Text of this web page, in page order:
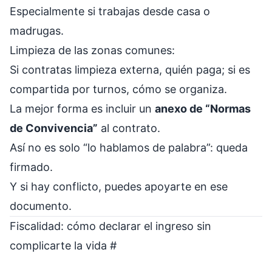
Especialmente si trabajas desde casa o
madrugas.
Limpieza de las zonas comunes:
Si contratas limpieza externa, quién paga; si es
compartida por turnos, cómo se organiza.
La mejor forma es incluir un anexo de “Normas
de Convivencia” al contrato.
Así no es solo “lo hablamos de palabra”: queda
firmado.
Y si hay conflicto, puedes apoyarte en ese
documento.
Fiscalidad: cómo declarar el ingreso sin
complicarte la vida #